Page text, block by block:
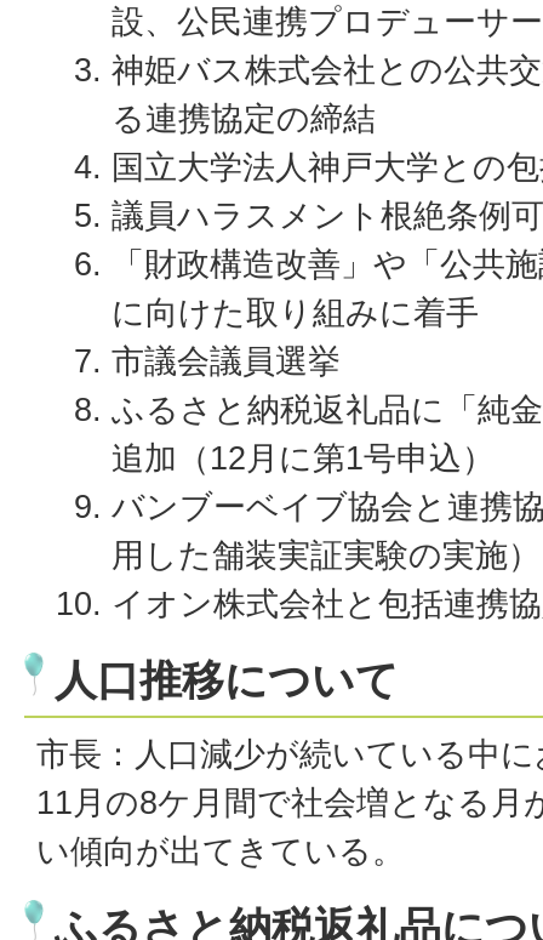
設、公民連携プロデューサ
神姫バス株式会社との公共
る連携協定の締結
国立大学法人神戸大学との
議員ハラスメント根絶条例
「財政構造改善」や「公共
に向けた取り組みに着手
市議会議員選挙
ふるさと納税返礼品に「純
追加（12月に第1号申込）
バンブーベイブ協会と連携
用した舗装実証実験の実施）
イオン株式会社と包括連携
人口推移について
市長：人口減少が続いている中
11月の8ケ月間で社会増となる月
い傾向が出てきている。
ふるさと納税返礼品につ